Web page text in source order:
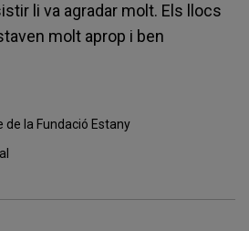
li va agradar molt. Els llocs
molt aprop i ben
de la Fundació Estany